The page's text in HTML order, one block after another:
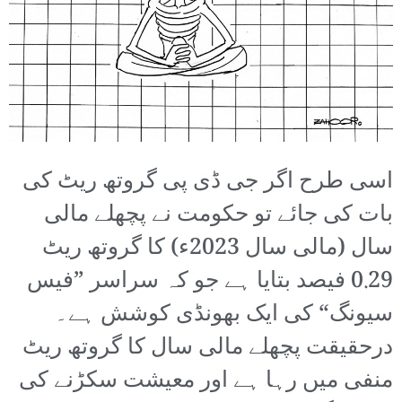
اسی طرح اگر جی ڈی پی گروتھ ریٹ کی
بات کی جائے تو حکومت نے پچھلے مالی
سال (مالی سال 2023ء) کا گروتھ ریٹ
0.29 فیصد بتایا ہے جو کہ سراسر ”فیس
سیونگ“ کی ایک بھونڈی کوشش ہے۔
درحقیقت پچھلے مالی سال کا گروتھ ریٹ
منفی میں رہا ہے اور معیشت سکڑنے کی